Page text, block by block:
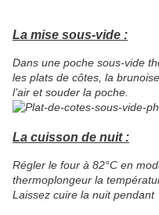
La mise sous-vide :
Dans une poche sous-vide
les plats de côtes, la
l’air et souder la poche.
La cuisson de nuit :
Régler le four à 82°C en
thermoplongeur la
Laissez cuire la nuit pendant